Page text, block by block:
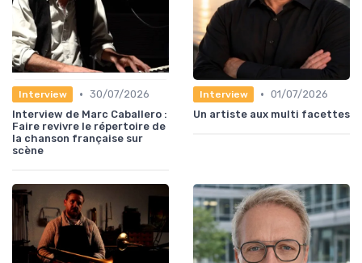
Interview • 30/07/2026
Interview de Marc Caballero :
Faire revivre le répertoire de
la chanson française sur
scène
Interview • 01/07/2026
Un artiste aux multi facettes